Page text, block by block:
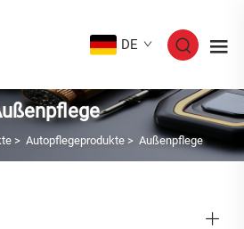
DE
> Autopflegeprodukte> Außenpflege